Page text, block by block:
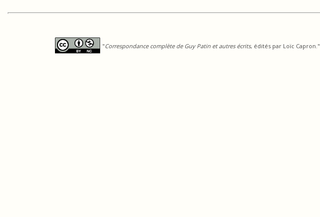
"Correspondance complète de Guy Patin et autres écrits, édités par Loïc